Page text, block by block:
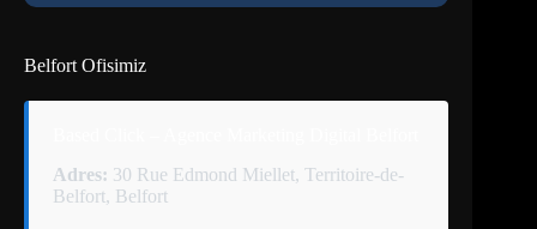
Belfort Ofisimiz
Adres: 30 Rue Edmond Miellet, Territoire-de-
Belfort, Belfort